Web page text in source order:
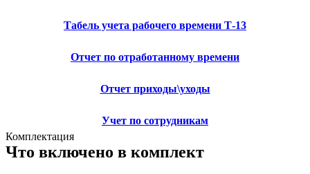
Табель учета рабочего времени Т-13
Отчет по отработанному времени
Отчет приходы\уходы
Учет по сотрудникам
Комплектация
Что включено в комплект